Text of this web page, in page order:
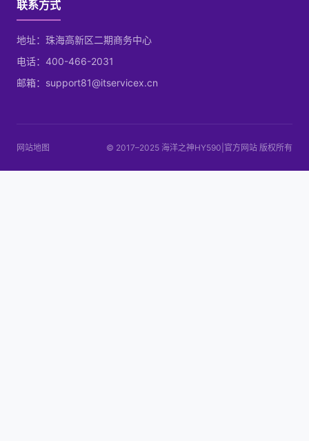
联系方式
地址：珠海高新区二期商务中心
电话：400-466-2031
邮箱：support81@itservicex.cn
网站地图 © 2017–2025 海洋之神HY590|官方网站 版权所有